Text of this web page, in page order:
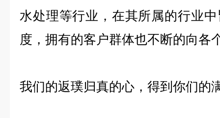
水处理等行业，在其所属的行业
度，拥有的客户群体也不断的向各
我们的返璞归真的心，得到你们的